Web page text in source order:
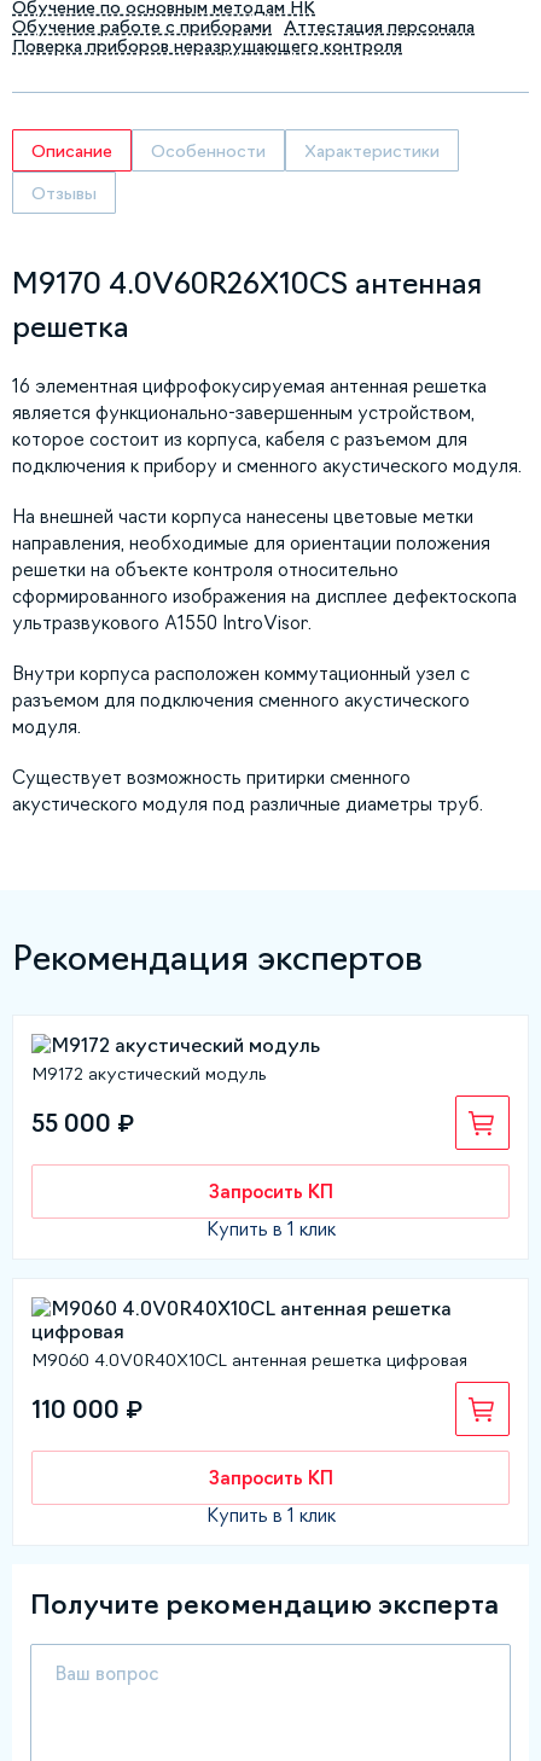
Обучение по основным методам НК
Обучение работе с приборами
Аттестация персонала
Поверка приборов неразрушающего контроля
Описание Особенности Характеристики
Отзывы
M9170 4.0V60R26X10CS антенная
решетка
16 элементная цифрофокусируемая антенная решетка
является функционально-завершенным устройством,
которое состоит из корпуса, кабеля с разъемом для
подключения к прибору и сменного акустического модуля.
На внешней части корпуса нанесены цветовые метки
направления, необходимые для ориентации положения
решетки на объекте контроля относительно
сформированного изображения на дисплее дефектоскопа
ультразвукового А1550 IntroVisor.
Внутри корпуса расположен коммутационный узел с
разъемом для подключения сменного акустического
модуля.
Существует возможность притирки сменного
акустического модуля под различные диаметры труб.
Рекомендация экспертов
М9172 акустический модуль
55 000 ₽
Запросить КП
Купить в 1 клик
M9060 4.0V0R40Х10CL антенная решетка цифровая
110 000 ₽
Запросить КП
Купить в 1 клик
Получите рекомендацию эксперта